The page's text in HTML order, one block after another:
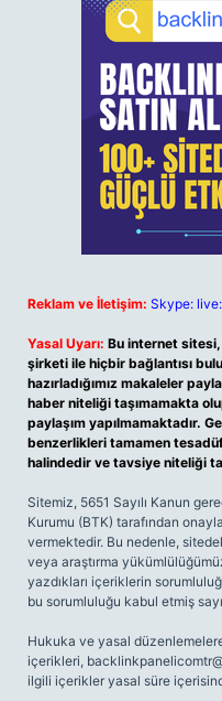
Reklam ve İletişim: Skype:
Yasal Uyarı: Bu internet
şirketi ile hiçbir bağlantısı
hazırladığımız makaleler
haber niteliği taşımamakta
paylaşım yapılmamaktadır.
benzerlikleri tamamen
halindedir ve tavsiye niteliği
Sitemiz, 5651 Sayılı Kanun
Kurumu (BTK) tarafından
vermektedir. Bu nedenle,
veya araştırma
yazdıkları içeriklerin
bu sorumluluğu kabul etmiş
Hukuka ve yasal
içerikleri,
ilgili içerikler yasal süre